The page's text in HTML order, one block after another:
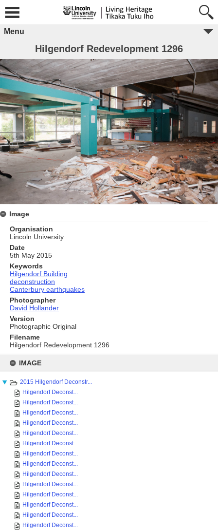
content
IMAGE
2015 Hilgendorf Deconstr...
Hilgendorf Deconst...
Hilgendorf Deconst...
Hilgendorf Deconst...
Hilgendorf Deconst...
Hilgendorf Deconst...
Hilgendorf Deconst...
Hilgendorf Deconst...
Hilgendorf Deconst...
Hilgendorf Deconst...
Hilgendorf Deconst...
Hilgendorf Deconst...
Hilgendorf Deconst...
Hilgendorf Deconst...
Hilgendorf Deconst...
Menu
Hilgendorf Redevelopment 1296
Image
Organisation
Lincoln University
Date
5th May 2015
Keywords
Hilgendorf Building
deconstruction
Canterbury earthquakes
Photographer
David Hollander
Version
Photographic Original
Filename
Hilgendorf Redevelopment 1296